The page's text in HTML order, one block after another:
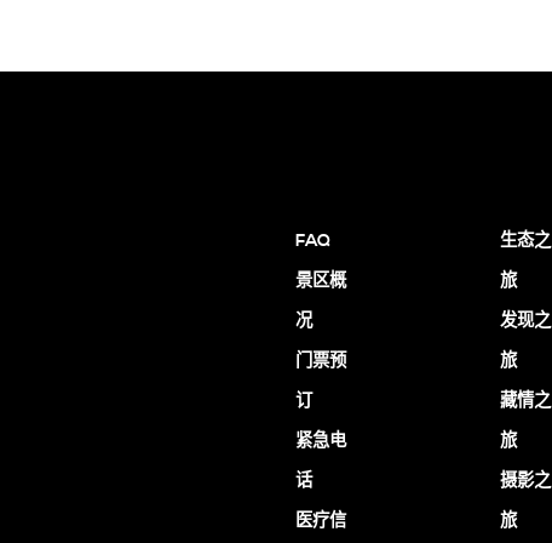
FAQ
景区概
况
门票预
订
紧急电
话
医疗信
生态之
旅
发现之
旅
藏情之
旅
摄影之
旅